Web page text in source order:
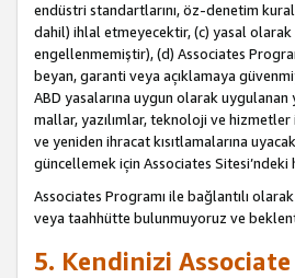
endüstri standartlarını, öz-denetim
dahil) ihlal etmeyecektir, (c) yasal
engellenmemiştir), (d) Associates
beyan, garanti veya açıklamaya
ABD yasalarına uygun olarak
mallar, yazılımlar, teknoloji ve hizmetler
ve yeniden ihracat kısıtlamalarına
güncellemek için Associates Sitesi’ndeki
Associates Programı ile bağlantılı
veya taahhütte bulunmuyoruz ve
5. Kendinizi